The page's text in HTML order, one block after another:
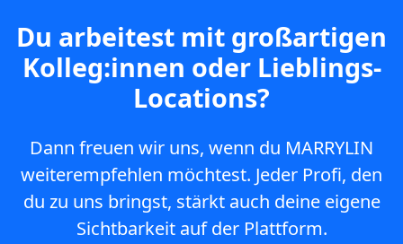
Du arbeitest mit großartigen
Kolleg:innen oder Lieblings-
Locations?
Dann freuen wir uns, wenn du MARRYLIN
weiterempfehlen möchtest. Jeder Profi, den
du zu uns bringst, stärkt auch deine eigene
Sichtbarkeit auf der Plattform.